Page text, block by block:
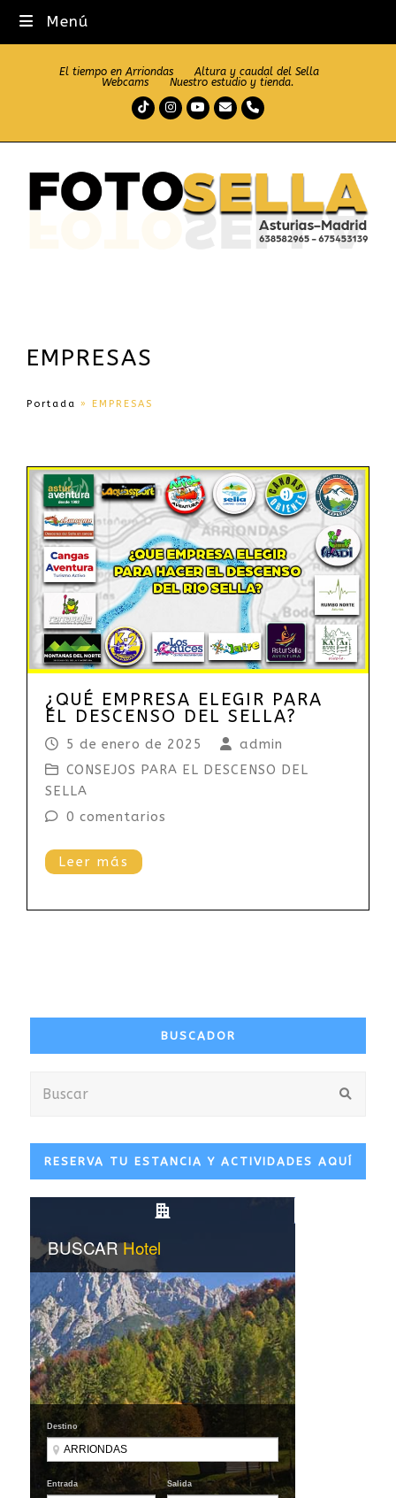
Menú
El tiempo en Arriondas
Altura y caudal del Sella
Webcams
Nuestro estudio y tienda.
TiktokInstagram
Youtube
CorreoTeléfono
EMPRESAS
Portada » EMPRESAS
¿QUÉ EMPRESA ELEGIR PARA
EL DESCENSO DEL SELLA?
5 de enero de 2025
admin
CONSEJOS PARA EL DESCENSO DEL
SELLA
0 comentarios
Leer más
BUSCADOR
RESERVA TU ESTANCIA Y ACTIVIDADES AQUÍ